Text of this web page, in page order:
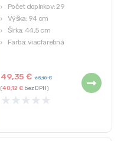
Počet doplnkov: 29
Výška: 94 cm
Šírka: 44,5 cm
Farba: viacfarebná
49,35€ 65,10€
(40,12€bez DPH)
★ ★ ★ ★ ★